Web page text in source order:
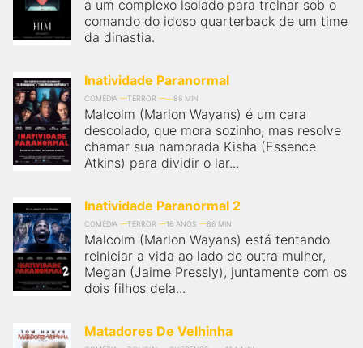
a um complexo isolado para treinar sob o
comando do idoso quarterback de um time
da dinastia.
Inatividade Paranormal
COMÉDIA TERROR 86 MIN
Malcolm (Marlon Wayans) é um cara
descolado, que mora sozinho, mas resolve
chamar sua namorada Kisha (Essence
Atkins) para dividir o lar...
Inatividade Paranormal 2
COMÉDIA TERROR 16 ANOS 86 MIN
Malcolm (Marlon Wayans) está tentando
reiniciar a vida ao lado de outra mulher,
Megan (Jaime Pressly), juntamente com os
dois filhos dela...
Matadores De Velhinha